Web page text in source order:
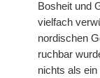
Bosheit und
vielfach
nordischen
ruchbar
nichts als